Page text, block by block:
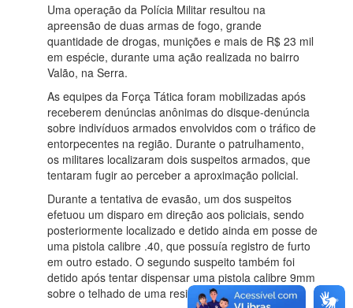
Uma operação da Polícia Militar resultou na
apreensão de duas armas de fogo, grande
quantidade de drogas, munições e mais de R$ 23 mil
em espécie, durante uma ação realizada no bairro
Valão, na Serra.
As equipes da Força Tática foram mobilizadas após
receberem denúncias anônimas do disque-denúncia
sobre indivíduos armados envolvidos com o tráfico de
entorpecentes na região. Durante o patrulhamento,
os militares localizaram dois suspeitos armados, que
tentaram fugir ao perceber a aproximação policial.
Durante a tentativa de evasão, um dos suspeitos
efetuou um disparo em direção aos policiais, sendo
posteriormente localizado e detido ainda em posse de
uma pistola calibre .40, que possuía registro de furto
em outro estado. O segundo suspeito também foi
detido após tentar dispensar uma pistola calibre 9mm
sobre o telhado de uma residência.